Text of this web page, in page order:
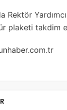
Rektör
plaketi takdim